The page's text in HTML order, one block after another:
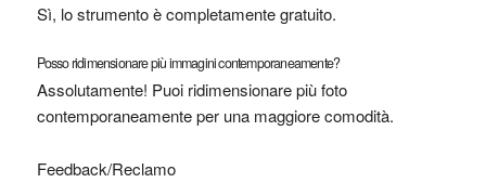
Sì, lo strumento è completamente gratuito.
Posso ridimensionare più immagini contemporaneamente?
Assolutamente! Puoi ridimensionare più foto
contemporaneamente per una maggiore comodità.
Feedback/Reclamo